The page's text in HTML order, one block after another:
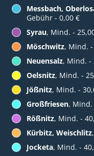
Messbach,
Gebühr - 0,00 €
Syrau, Mind. -
Möschwitz, Mind.
Neuensalz, Mind. -
Oelsnitz, Mind. -
Jößnitz, Mind. -
Großfriesen, Mind.
Rößnitz, Mind. -
Kürbitz, Weischlitz
Jocketa, Mind. -